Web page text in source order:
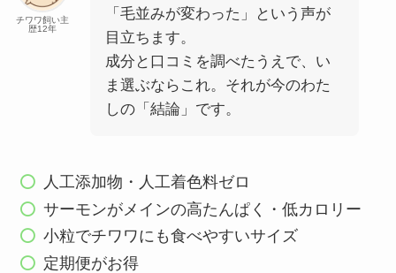
チワワ飼い主
歴12年
「毛並みが変わった」という声が
目立ちます。
成分と口コミを調べたうえで、い
ま選ぶならこれ。それが今のわた
しの「結論」です。
人工添加物・人工着色料ゼロ
サーモンがメインの高たんぱく・低カロリー
小粒でチワワにも食べやすいサイズ
定期便がお得